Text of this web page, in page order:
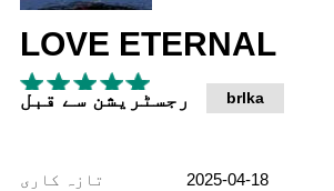
LOVE ETERNAL
رجسٹریشن سے قبل brlka
تازہ کاری
2025-04-18